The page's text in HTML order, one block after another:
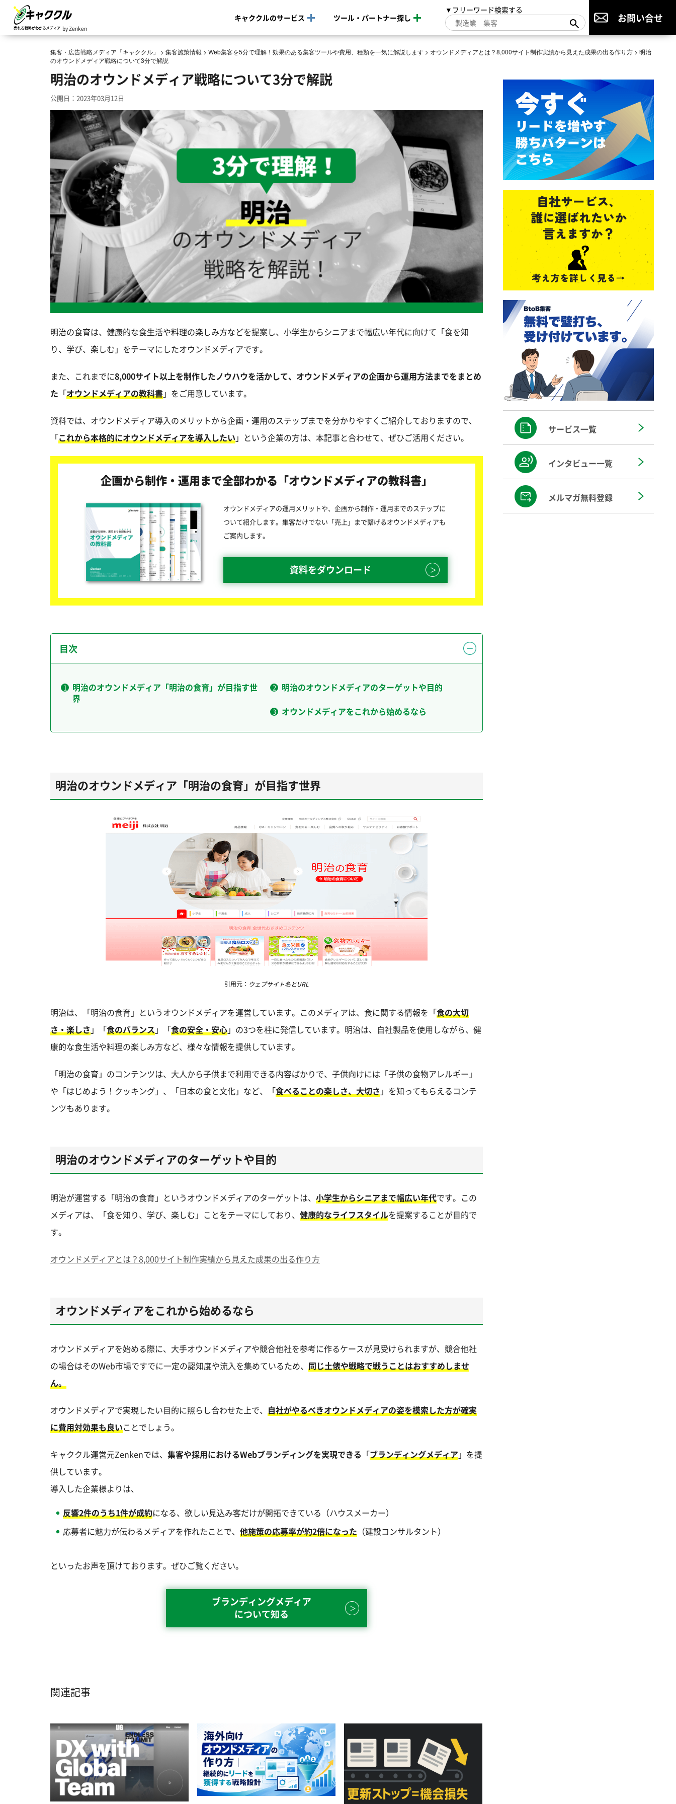
by Zenken
キャククルのサービス ツール・パートナー探し
▼フリーワード検索する
お問い合せ
集客・広告戦略メディア「キャククル」 > 集客施策情報 > Web集客を5分で理解！効果のある集客ツールや費用、種類を一気に解説します > オウンドメディアとは？8,000サイト制作実績から見えた成果の出る作り方 > 明治
のオウンドメディア戦略について3分で解説
明治のオウンドメディア戦略について3分で解説
公開日：2023年03月12日
明治の食育は、健康的な食生活や料理の楽しみ方などを提案し、小学生からシニアまで幅広い年代に向けて「食を知
り、学び、楽しむ」をテーマにしたオウンドメディアです。
また、これまでに8,000サイト以上を制作したノウハウを活かして、オウンドメディアの企画から運用方法までをまとめ
た 「オウンドメディアの教科書」をご用意しています。
資料では、オウンドメディア導入のメリットから企画・運用のステップまでを分かりやすくご紹介しておりますので、
「これから本格的にオウンドメディアを導入したい」という企業の方は、本記事と合わせて、ぜひご活用ください。
企画から制作・運用まで全部わかる「オウンドメディアの教科書」
オウンドメディアの運用メリットや、企画から制作・運用までのステップに
ついて紹介します。集客だけでない「売上」まで繋げるオウンドメディアも
ご案内します。
資料をダウンロード
目次
明治のオウンドメディア「明治の食育」が目指す世
界
明治のオウンドメディアのターゲットや目的
オウンドメディアをこれから始めるなら
明治のオウンドメディア「明治の食育」が目指す世界
引用元： ウェブサイト名とURL
明治は、「明治の食育」というオウンドメディアを運営しています。このメディアは、食に関する情報を「食の大切
さ・楽しさ」「食のバランス」「食の安全・安心」の3つを柱に発信しています。明治は、自社製品を使用しながら、健
康的な食生活や料理の楽しみ方など、様々な情報を提供しています。
「明治の食育」のコンテンツは、大人から子供まで利用できる内容ばかりで、子供向けには「子供の食物アレルギー」
や「はじめよう！クッキング」、「日本の食と文化」など、「食べることの楽しさ、大切さ」を知ってもらえるコンテ
ンツもあります。
明治のオウンドメディアのターゲットや目的
明治が運営する「明治の食育」というオウンドメディアのターゲットは、 小学生からシニアまで幅広い年代です。この
メディアは、「食を知り、学び、楽しむ」ことをテーマにしており、 健康的なライフスタイルを提案することが目的で
す。
オウンドメディアとは？8,000サイト制作実績から見えた成果の出る作り方
オウンドメディアをこれから始めるなら
オウンドメディアを始める際に、大手オウンドメディアや競合他社を参考に作るケースが見受けられますが、競合他社
の場合はそのWeb市場ですでに一定の認知度や流入を集めているため、 同じ土俵や戦略で戦うことはおすすめしませ
ん。
オウンドメディアで実現したい目的に照らし合わせた上で、 自社がやるべきオウンドメディアの姿を模索した方が確実
に費用対効果も良いことでしょう。
キャククル運営元Zenkenでは、 集客や採用におけるWebブランディングを実現できる 「ブランディングメディア」を提
供しています。
導入した企業様よりは、
反響2件のうち1件が成約になる、欲しい見込み客だけが開拓できている（ハウスメーカー）
応募者に魅力が伝わるメディアを作れたことで、 他施策の応募率が約2倍になった （建設コンサルタント）
といったお声を頂けております。ぜひご覧ください。
ブランディングメディア
について知る
関連記事
サービス一覧
インタビュー一覧
メルマガ無料登録